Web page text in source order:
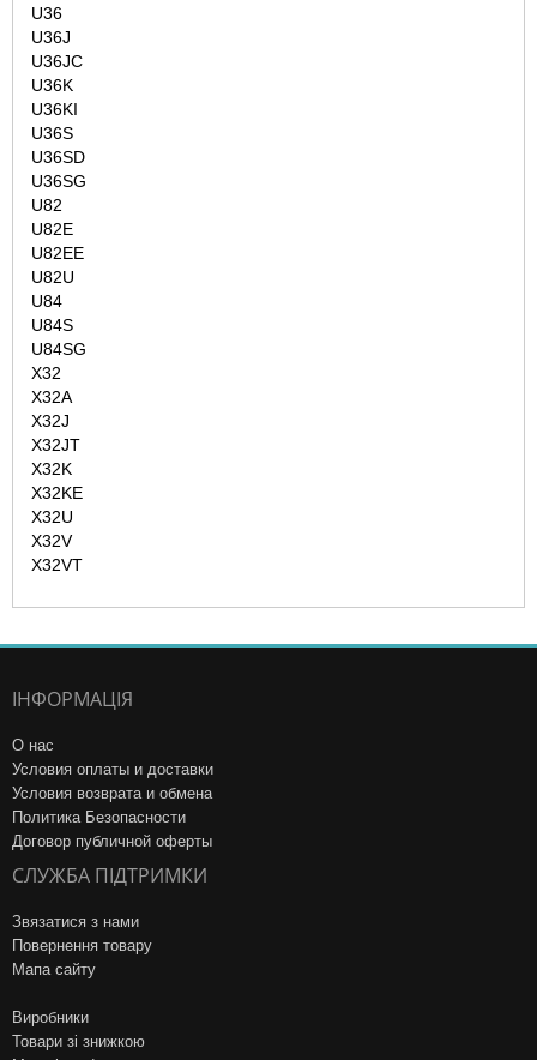
U36
U36J
U36JC
U36K
U36KI
U36S
U36SD
U36SG
U82
U82E
U82EE
U82U
U84
U84S
U84SG
X32
X32A
X32J
X32JT
X32K
X32KE
X32U
X32V
X32VT
ІНФОРМАЦІЯ
О нас
Условия оплаты и доставки
Условия возврата и обмена
Политика Безопасности
Договор публичной оферты
СЛУЖБА ПІДТРИМКИ
Звязатися з нами
Повернення товару
Мапа сайту
Виробники
Товари зі знижкою